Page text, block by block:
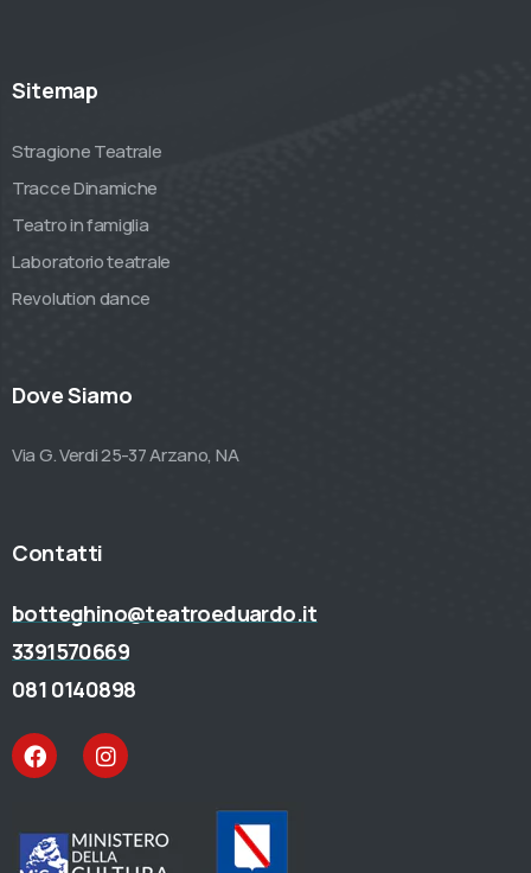
Sitemap
Stragione Teatrale
Tracce Dinamiche
Teatro in famiglia
Laboratorio teatrale
Revolution dance
Dove Siamo
Via G. Verdi 25-37 Arzano, NA
Contatti
botteghino@teatroeduardo.it
3391570669
081 0140898